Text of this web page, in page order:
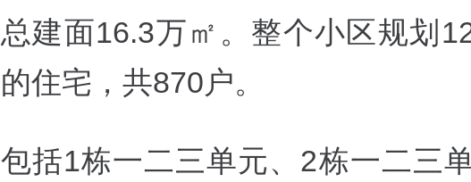
总建面16.3万㎡。整个小区规划
的住宅，共870户。
包括1栋一二三单元、2栋一二三